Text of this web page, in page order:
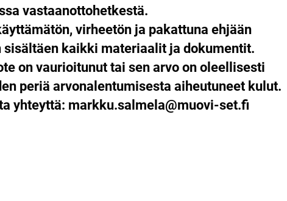
vastaanottohetkestä.
virheetön ja pakattuna ehjään
kaikki materiaalit ja dokumentit.
on vaurioitunut tai sen arvo on oleellisesti
periä arvonalentumisesta aiheutuneet kulut.
yhteyttä: markku.salmela@muovi-set.fi